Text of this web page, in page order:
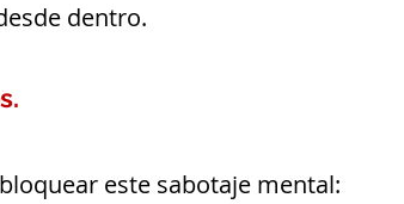
dentro.
este sabotaje mental: